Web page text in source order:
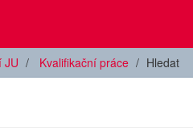
JU Kvalifikační práce Hledat